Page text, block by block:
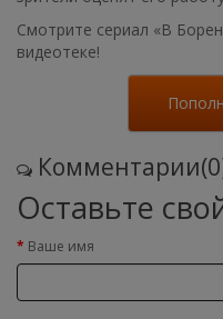
Смотрите сериал «В
видеотеке!
Оставьте
Ваше имя